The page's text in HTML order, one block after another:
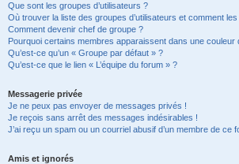
Que sont les groupes d’utilisateurs ?
Où trouver la liste des groupes d’utilisateurs et comment
Comment devenir chef de groupe ?
Pourquoi certains membres apparaissent dans une couleur
Qu’est-ce qu’un « Groupe par défaut » ?
Qu’est-ce que le lien « L’équipe du forum » ?
Messagerie privée
Je ne peux pas envoyer de messages privés !
Je reçois sans arrêt des messages indésirables !
J’ai reçu un spam ou un courriel abusif d’un membre de ce
Amis et ignorés